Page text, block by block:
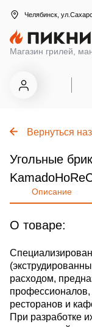
Челябинск,
Магазин грилей,
Вернуться
Угольные
Описание
О товаре:
расходом,
профессионалов,
ресторанов и
При разработке